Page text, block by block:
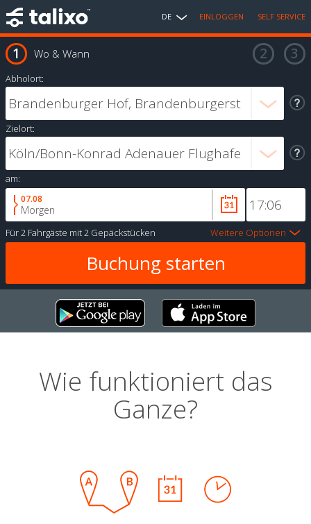
DE EINLOGGEN SELF SERVICE
Wo & Wann
Abholort:
Zielort:
am:
07.08
Morgen
Für2 Fahrgäste mit2 Gepäckstücken Weitere Optionen
Wie funktioniert das
Ganze?